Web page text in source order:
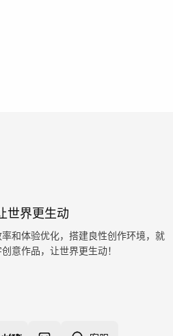
世界更生动
和体验优化，搭建良性创作环境，就
意作品，让世界更生动！